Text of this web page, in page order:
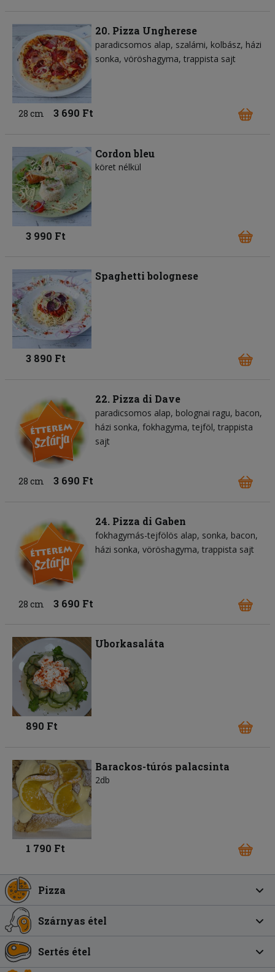
20. Pizza Ungherese
paradicsomos alap szalámi kolbász házi
sonka vöröshagyma trappista sajt
28 cm 3 690 Ft
Cordon bleu
köret nélkül
3 990 Ft
Spaghetti bolognese
3 890 Ft
22. Pizza di Dave
paradicsomos alap bolognai ragu bacon
házi sonka fokhagyma tejföl trappista
sajt
28 cm 3 690 Ft
24. Pizza di Gaben
fokhagymás-tejfölös alap sonka bacon
házi sonka vöröshagyma trappista sajt
28 cm 3 690 Ft
Uborkasaláta
890 Ft
Barackos-túrós palacsinta
2db
1 790 Ft
Pizza
Szárnyas étel
Sertés étel